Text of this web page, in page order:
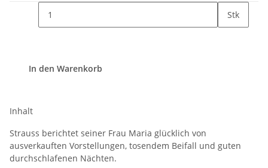
Stk
In den Warenkorb
Inhalt
Strauss berichtet seiner Frau Maria glücklich von
ausverkauften Vorstellungen, tosendem Beifall und guten
durchschlafenen Nächten.